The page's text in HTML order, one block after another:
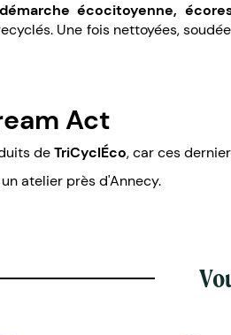
démarche écocitoyenne,
Une fois nettoyées,
Act
deTriCyclÉco, car ces
atelier près d'Annecy.